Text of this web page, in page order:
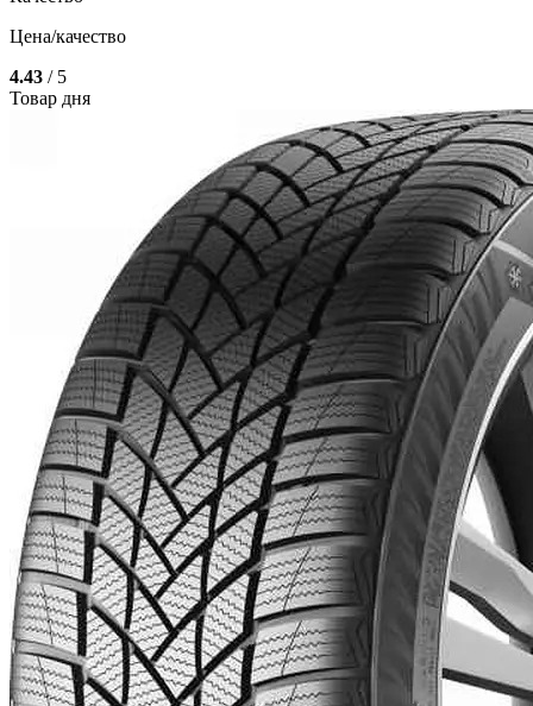
Цена/качество
4.43 / 5
Товар дня